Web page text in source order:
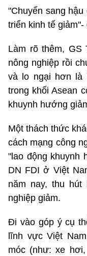
"Chuyển sang
triển kinh tế
Làm rõ thêm, GS
nông nghiệp rồi
và lo ngại hơn là
trong khối Asean
khuynh hướng
Một thách thức
cách mạng công
"lao động khuynh
DN FDI ở Việt
năm nay, thu
nghiệp giảm.
Đi vào góp ý cụ
lĩnh vực Việt
móc (như: xe